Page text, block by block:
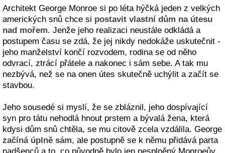
Architekt George Monroe si po léta hýčká jeden z velkých
amerických snů chce si postavit vlastní dům na útesu
nad mořem. Jenže jeho realizaci neustále odkládá a
postupem času se zdá, že jej nikdy nedokáže uskutečnit -
jeho manželství končí rozvodem, rodina se od něho
odvrací, ztrácí přátele a nakonec i sám sebe. A tak mu
nezbývá, než se na onen útes skutečně uchýlit a začít se
stavbou.
Jeho sousedé si myslí, že se zbláznil, jeho dospívající
syn pro tátu nehodlá hnout prstem a bývalá žena, která
kdysi dům snů chtěla, se mu citově zcela vzdálila. George
začíná úplně sám, ale postupně se k němu přidává parta